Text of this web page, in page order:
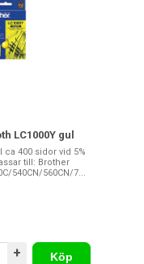
LC1000Y gul
400 sidor vid 5%
till: Brother
540CN/560CN/7...
+
Köp